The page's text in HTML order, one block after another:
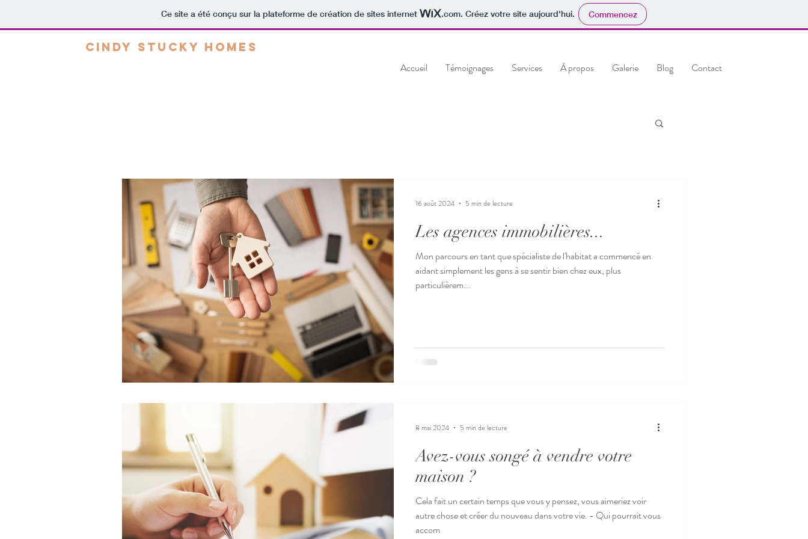
Ce site a été conçu sur la plateforme de création de sites internet .com. Créez votre site aujourd'hui. Commencez
CINDY STUCKY HOMES
Accueil Témoignages Services À propos Galerie Blog Contact
Les agences immobilières...
Mon parcours en tant que spécialiste de l'habitat a commencé en
aidant simplement les gens à se sentir bien chez eux, plus
particulièrem...
16 août 2024 5 min de lecture
Avez-vous songé à vendre votre
maison ?
Cela fait un certain temps que vous y pensez, vous aimeriez voir
autre chose et créer du nouveau dans votre vie. - Qui pourrait vous
accom
8 mai 2024 5 min de lecture